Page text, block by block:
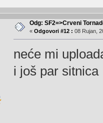
Odg: SF2=>Crveni
« Odgovori #12 : 08 Rujan,
neće mi
i još par sitnica